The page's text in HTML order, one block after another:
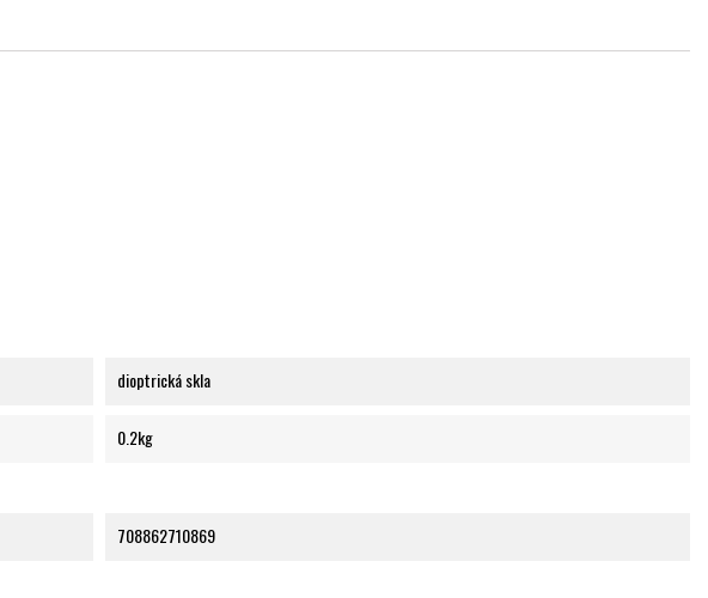
dioptrická skla
0.2kg
708862710869